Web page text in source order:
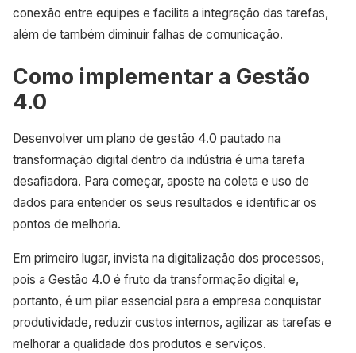
conexão entre equipes e facilita a integração das tarefas,
além de também diminuir falhas de comunicação.
Como implementar a Gestão
4.0
Desenvolver um plano de gestão 4.0 pautado na
transformação digital dentro da indústria é uma tarefa
desafiadora. Para começar, aposte na coleta e uso de
dados para entender os seus resultados e identificar os
pontos de melhoria.
Em primeiro lugar, invista na digitalização dos processos,
pois a Gestão 4.0 é fruto da transformação digital e,
portanto, é um pilar essencial para a empresa conquistar
produtividade, reduzir custos internos, agilizar as tarefas e
melhorar a qualidade dos produtos e serviços.